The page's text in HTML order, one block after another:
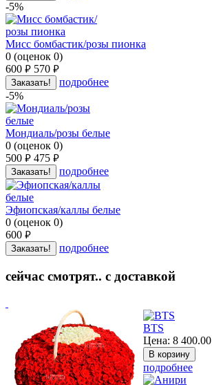
-5%
Мисс бомбастик/розы пионка
0 (оценок 0)
600 руб. 570 руб.
Заказать!
подробнее
-5%
Мондиаль/розы белые
0 (оценок 0)
500 руб. 475 руб.
Заказать! подробнее
Эфиопская/каллы белые
0 (оценок 0)
600 руб.
Заказать! подробнее
сейчас смотрят.. с доставкой
BTS
Цена: 8 400.00
подробнее